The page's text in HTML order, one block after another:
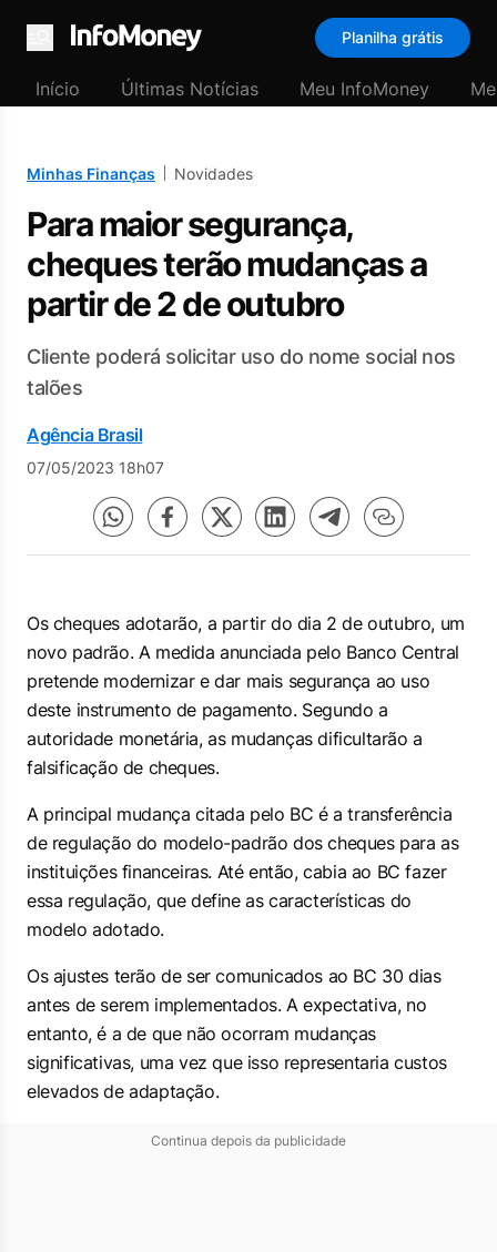
Menu
Planilha grátis
Início Últimas Notícias Meu InfoMoney
Minhas Finanças Novidades
Para maior segurança,
cheques terão mudanças a
partir de 2 de outubro
Cliente poderá solicitar uso do nome social nos
talões
Agência Brasil
07/05/2023 18h07
Os cheques adotarão, a partir do dia 2 de outubro, um
novo padrão. A medida anunciada pelo Banco Central
pretende modernizar e dar mais segurança ao uso
deste instrumento de pagamento. Segundo a
autoridade monetária, as mudanças dificultarão a
falsificação de cheques.
A principal mudança citada pelo BC é a transferência
de regulação do modelo-padrão dos cheques para as
instituições financeiras. Até então, cabia ao BC fazer
essa regulação, que define as características do
modelo adotado.
Os ajustes terão de ser comunicados ao BC 30 dias
antes de serem implementados. A expectativa, no
entanto, é a de que não ocorram mudanças
significativas, uma vez que isso representaria custos
elevados de adaptação.
Continua depois da publicidade